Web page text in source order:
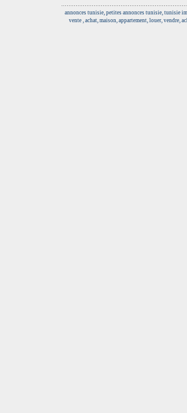
annonces tunisie, petites annonces tunisie, tunisie
vente , achat, maison, appartement, louer, vendre,